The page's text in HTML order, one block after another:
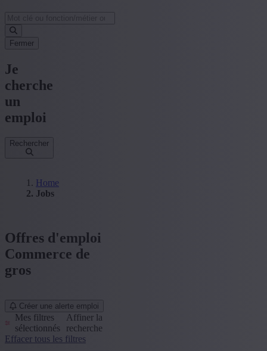
Fermer
Je
cherche
un
emploi
Rechercher
Home
Jobs
Offres d'emploi
Commerce de
gros
Créer une alerte emploi
Mes filtres
sélectionnés
Affiner la
recherche
Effacer tous les filtres